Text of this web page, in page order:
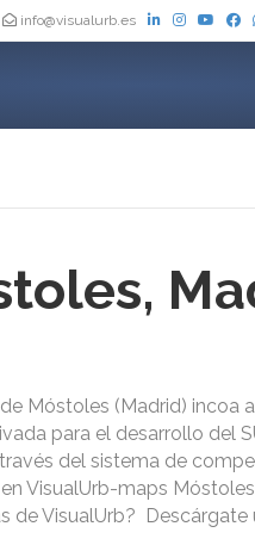
info@visualurb.es
Móstoles (Madrid) incoa
para el desarrollo del
del sistema de
VisualUrb-maps
de VisualUrb? Descárgate